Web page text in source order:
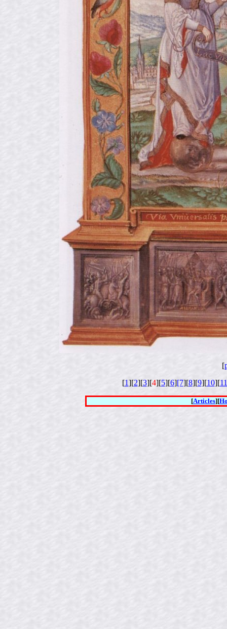
[
[1][2][3][4][5][6][7][8][9][10][11
[Articles][